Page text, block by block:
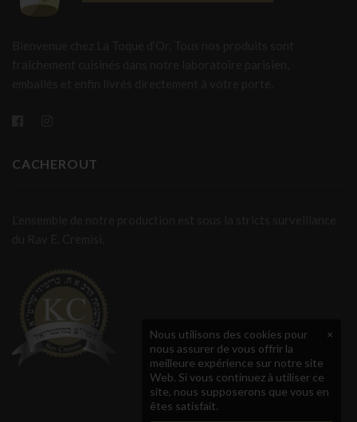
CACHEROUT
×
Nous utilisons des cookies pour
nous assurer de vous offrir la
meilleure expérience sur notre site
Web. Si vous continuez à utiliser ce
site, nous supposerons que vous en
êtes satisfait.